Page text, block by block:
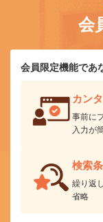
会
会員限定機能であ
カン
事前に
入力が
検索
繰り返
省略